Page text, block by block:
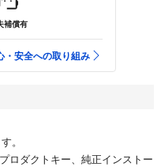
補償有
・安全への取り組み
。
ロダクトキー、純正インストー